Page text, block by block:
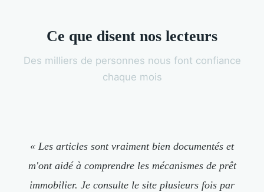
Ce que disent nos lecteurs
Des milliers de personnes nous font confiance
chaque mois
« Les articles sont vraiment bien documentés et
m'ont aidé à comprendre les mécanismes de prêt
immobilier. Je consulte le site plusieurs fois par